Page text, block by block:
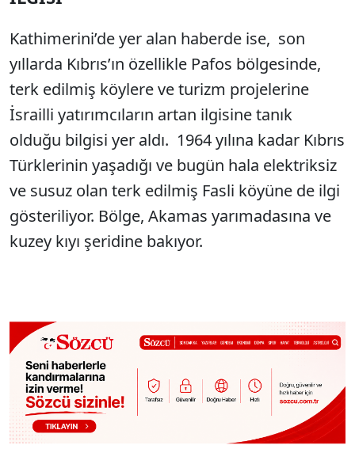
Kathimerini’de yer alan haberde ise, son
yıllarda Kıbrıs’ın özellikle Pafos bölgesinde,
terk edilmiş köylere ve turizm projelerine
İsrailli yatırımcıların artan ilgisine tanık
olduğu bilgisi yer aldı. 1964 yılına kadar Kıbrıs
Türklerinin yaşadığı ve bugün hala elektriksiz
ve susuz olan terk edilmiş Fasli köyüne de ilgi
gösteriliyor. Bölge, Akamas yarımadasına ve
kuzey kıyı şeridine bakıyor.